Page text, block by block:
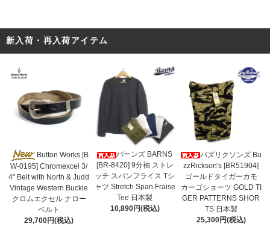
新入荷・再入荷アイテム
Button Works [B
W-0195] Chromexcel 3/
4" Belt with North & Judd
Vintage Western Buckle
クロムエクセル ナロー
ベルト
29,700円(税込)
バーンズ BARNS
[BR-8420] 9分袖 ストレ
ッチ スパンフライス Tシ
ャツ Stretch Span Fraise
Tee 日本製
10,890円(税込)
バズリクソンズ Bu
zzRickson's [BR51904]
ゴールドタイガーカモ
カーゴショーツ GOLD TI
GER PATTERNS SHOR
TS 日本製
25,300円(税込)